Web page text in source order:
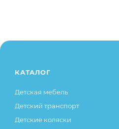
КАТАЛОГ
Детская мебель
Детский транспорт
Детские коляски